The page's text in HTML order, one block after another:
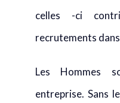
celles -ci
recrutements
Les Hommes
entreprise. Sans